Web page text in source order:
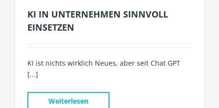
KI IN UNTERNEHMEN SINNVOLL
EINSETZEN
KI ist nichts wirklich Neues, aber seit Chat GPT
[...]
Weiterlesen